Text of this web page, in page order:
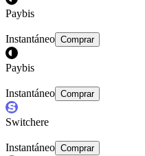
Paybis
Instantáneo Comprar
Paybis
Instantáneo Comprar
Switchere
Instantáneo Comprar